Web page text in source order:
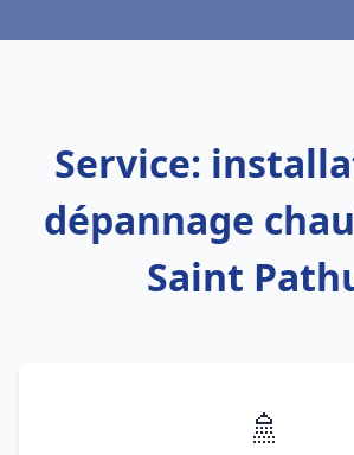
Service:
dépannage
Saint
🚿